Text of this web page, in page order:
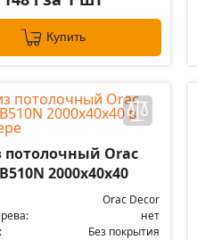
Купить
потолочный Orac
2000х40х40
Orac Decor
нет
Без покрытия